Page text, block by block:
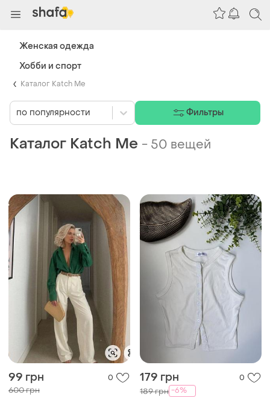
Каталог Katch Me
Каталог Katch Me - 50 вещей
99 грн 0
600 грн
179 грн 0
189 грн -6%
по популярности Фильтры
Женская одежда
Хобби и спорт